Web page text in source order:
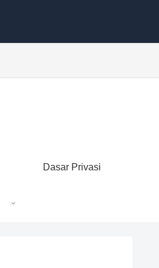
Dasar Privasi